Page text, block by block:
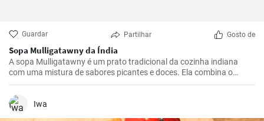
Guardar Partilhar Gosto de
Sopa Mulligatawny da Índia
A sopa Mulligatawny é um prato tradicional da cozinha indiana
com uma mistura de sabores picantes e doces. Ela combina o
melhor do Ocidente e do Oriente e também é muito popular em seu
país de origem, a Grã-Bretanha. Esta saborosa sopa de frango com
lentilhas e maçãs pode ser servida como prato principal.
Iwa